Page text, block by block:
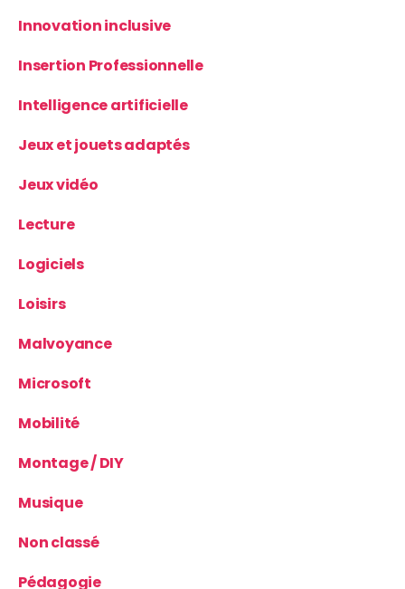
Innovation inclusive
Insertion Professionnelle
Intelligence artificielle
Jeux et jouets adaptés
Jeux vidéo
Lecture
Logiciels
Loisirs
Malvoyance
Microsoft
Mobilité
Montage / DIY
Musique
Non classé
Pédagogie